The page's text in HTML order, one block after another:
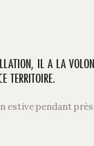
IL A LA
TERRITOIRE.
estive pendant